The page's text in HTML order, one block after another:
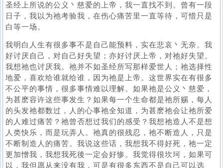
圣经上所说的公义丶慈爱的上帝，我一直找不到。曾有一段
日子，我以为祂考验我，在伤心痛苦里一直等待，可惜只是
白等一场。
我明白人生有很多事不是自己能预料，实在悲哀丶无奈。我
好讨厌自己，对自己好失望；亦好讨厌上帝，对祂好失望。
我想祂也讨厌我。祂并不如圣经所写那样爱世人；祂选择性
地爱，喜欢给谁就给谁，因为祂是上帝。这世界实在有很多
不公平的事情，很多事情难以理解。如果祂是公义丶慈爱，
为甚麽容许这些事发生？如果每一个生命都是祂所赐，每人
的头发祂都数过，人的心事祂全知道，为甚麽祂会让祂所爱
的人难过痛苦？祂曾否想过我们的感受？我想祂造人不是想
人类快乐，而是玩弄人。祂真的很残忍，祂不断造人，只是
不断制造人的痛苦。我说这些话，我想我不得好死，祂一定
更加憎我，我想我死後一定会好惨。我觉得很坎坷，如果可
以，我但愿从来没有我，可是有很多东西不是自己可以选